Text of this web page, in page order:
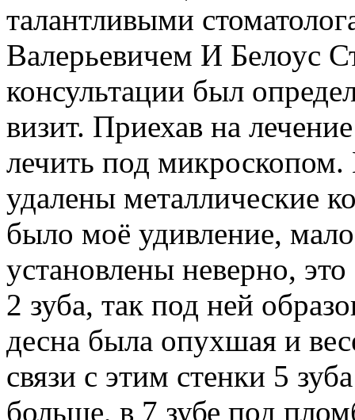
талантливыми
Валерьевичем И Белоус
консультации был
визит. Приехав на
лечить под
удалены металлические
было моё удивление,
установлены неверно,
2 зуба, так под ней
десна была опухшая и
связи с этим стенки 5
больше, в 7 зубе под